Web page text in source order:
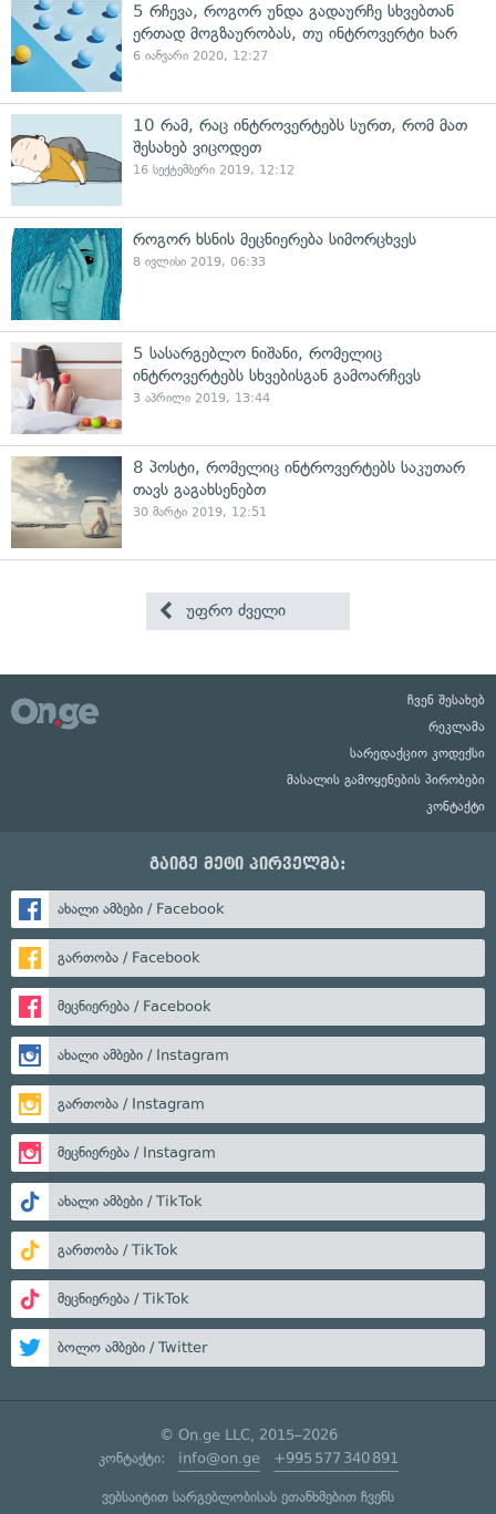
5 რჩევა, როგორ უნდა გადაურჩე სხვებთან
ერთად მოგზაურობას, თუ ინტროვერტი ხარ
6 იანვარი 2020, 12:27
10 რამ, რაც ინტროვერტებს სურთ, რომ მათ
შესახებ ვიცოდეთ
16 სექტემბერი 2019, 12:12
როგორ ხსნის მეცნიერება სიმორცხვეს
8 ივლისი 2019, 06:33
5 სასარგებლო ნიშანი, რომელიც
ინტროვერტებს სხვებისგან გამოარჩევს
3 აპრილი 2019, 13:44
8 პოსტი, რომელიც ინტროვერტებს საკუთარ
თავს გაგახსენებთ
30 მარტი 2019, 12:51
უფრო ძველი
ჩვენ შესახებ
რეკლამა
სარედაქციო კოდექსი
მასალის გამოყენების პირობები
კონტაქტი
გაიგე მეტი პირველმა:
ახალი ამბები / Facebook
გართობა / Facebook
მეცნიერება / Facebook
ახალი ამბები / Instagram
გართობა / Instagram
მეცნიერება / Instagram
ახალი ამბები / TikTok
გართობა / TikTok
მეცნიერება / TikTok
ბოლო ამბები / Twitter
© On.ge LLC, 2015–2026
კონტაქტი: info@on.ge +995 577 340 891
ვებსაიტით სარგებლობისას ეთანხმებით ჩვენს